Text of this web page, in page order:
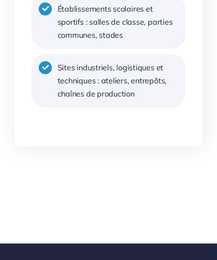
Établissements scolaires et
sportifs : salles de classe, parties
communes, stades
Sites industriels, logistiques et
techniques : ateliers, entrepôts,
chaînes de production